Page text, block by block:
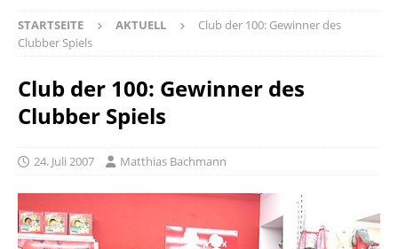
STARTSEITE AKTUELL
Club der 100: Gewinner des
Clubber Spiels
Club der 100: Gewinner des
Clubber Spiels
24. Juli 2007 Matthias Bachmann